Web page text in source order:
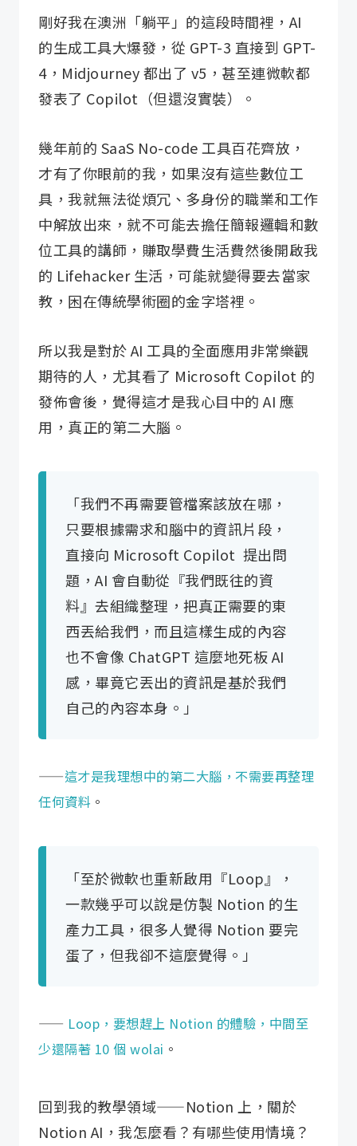
剛好我在澳洲「躺平」的這段時間裡，AI
的生成工具大爆發，從 GPT-3 直接到 GPT-
4，Midjourney 都出了 v5，甚至連微軟都
發表了 Copilot（但還沒實裝）。
幾年前的 SaaS No-code 工具百花齊放，
才有了你眼前的我，如果沒有這些數位工
具，我就無法從煩冗、多身份的職業和工作
中解放出來，就不可能去擔任簡報邏輯和數
位工具的講師，賺取學費生活費然後開啟我
的 Lifehacker 生活，可能就變得要去當家
教，困在傳統學術圈的金字塔裡。
所以我是對於 AI 工具的全面應用非常樂觀
期待的人，尤其看了 Microsoft Copilot 的
發佈會後，覺得這才是我心目中的 AI 應
用，真正的第二大腦。
「我們不再需要管檔案該放在哪，
只要根據需求和腦中的資訊片段，
直接向 Microsoft Copilot ​ 提出問
題，AI 會自動從『我們既往的資
料』去組織整理，把真正需要的東
西丟給我們，而且這樣生成的內容
也不會像 ChatGPT 這麼地死板 AI
感，畢竟它丟出的資訊是基於我們
自己的內容本身。」
——這才是我理想中的第二大腦，不需要再整理
任何資料 。
「至於微軟也重新啟用『Loop』，
一款幾乎可以說是仿製 Notion 的生
產力工具，很多人覺得 Notion 要完
蛋了，但我卻不這麼覺得。」
—— Loop，要想趕上 Notion 的體驗，中間至
少還隔著 10 個 wolai 。
回到我的教學領域——Notion 上，關於
Notion AI，我怎麼看？有哪些使用情境？